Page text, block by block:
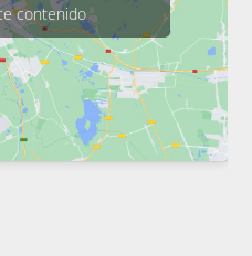
contenido